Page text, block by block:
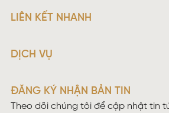
LIÊN KẾT NHANH
DỊCH VỤ
ĐĂNG KÝ NHẬN BẢN TIN
Theo dõi chúng tôi để cập nhật tin